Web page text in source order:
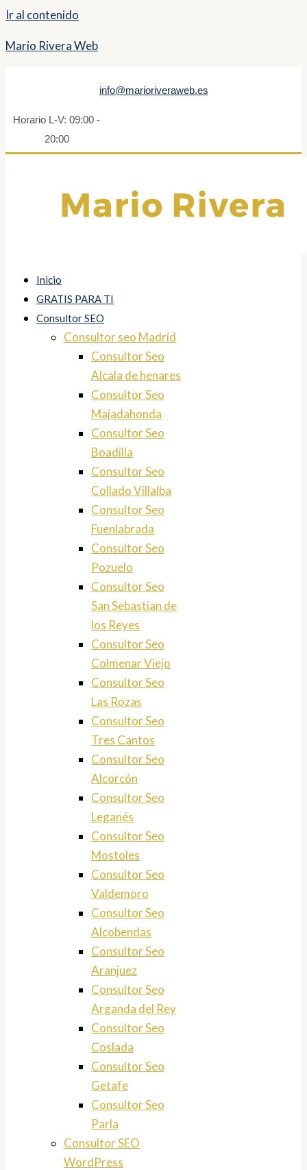
Ir al contenido
Mario Rivera Web
info@marioriveraweb.es
Horario L-V: 09:00 -
20:00
Inicio
GRATIS PARA TI
Consultor SEO
Consultor seo Madrid
Consultor Seo
Alcala de henares
Consultor Seo
Majadahonda
Consultor Seo
Boadilla
Consultor Seo
Collado Villalba
Consultor Seo
Fuenlabrada
Consultor Seo
Pozuelo
Consultor Seo
San Sebastian de
los Reyes
Consultor Seo
Colmenar Viejo
Consultor Seo
Las Rozas
Consultor Seo
Tres Cantos
Consultor Seo
Alcorcón
Consultor Seo
Leganés
Consultor Seo
Mostoles
Consultor Seo
Valdemoro
Consultor Seo
Alcobendas
Consultor Seo
Aranjuez
Consultor Seo
Arganda del Rey
Consultor Seo
Coslada
Consultor Seo
Getafe
Consultor Seo
Parla
Consultor SEO
WordPress